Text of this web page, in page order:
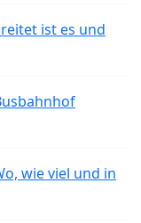
ist es und
wie viel und in